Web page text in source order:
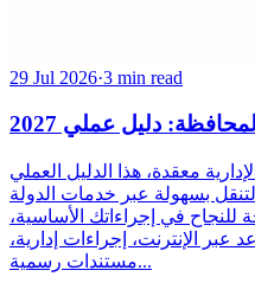
29 Jul 2026·3 min read
دليل عملي 2027
معقدة، هذا الدليل العملي
بسهولة عبر خدمات الدولة
في إجراءاتك الأساسية،
الإنترنت، إجراءات إدارية،
مستندات رسمية...